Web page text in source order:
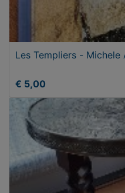
Les Templiers - Michele
€ 5,00